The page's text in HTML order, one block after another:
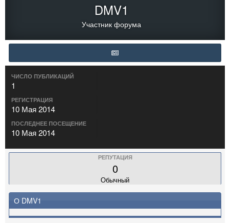
DMV1
Участник форума
ЧИСЛО ПУБЛИКАЦИЙ
1
РЕГИСТРАЦИЯ
10 Мая 2014
ПОСЛЕДНЕЕ ПОСЕЩЕНИЕ
10 Мая 2014
РЕПУТАЦИЯ
0
Обычный
О DMV1